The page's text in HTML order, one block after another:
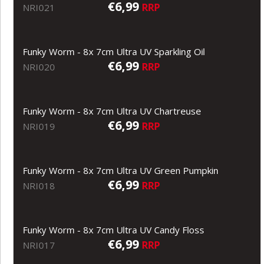
NRI021
€6,99 RRP
Funky Worm - 8x 7cm Ultra UV Sparkling Oil
NRI020
€6,99 RRP
Funky Worm - 8x 7cm Ultra UV Chartreuse
NRI019
€6,99 RRP
Funky Worm - 8x 7cm Ultra UV Green Pumpkin
NRI018
€6,99 RRP
Funky Worm - 8x 7cm Ultra UV Candy Floss
NRI017
€6,99 RRP